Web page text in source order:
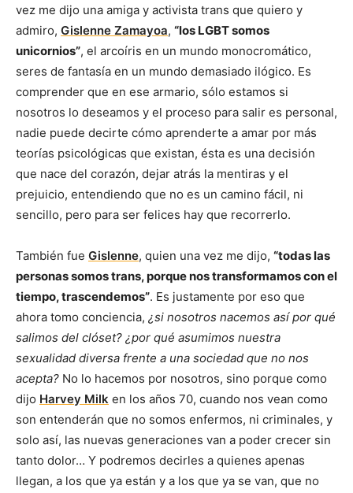
vez me dijo una amiga y activista trans que quiero y
admiro, Gislenne Zamayoa, “los LGBT somos
unicornios”, el arcoíris en un mundo monocromático,
seres de fantasía en un mundo demasiado ilógico. Es
comprender que en ese armario, sólo estamos si
nosotros lo deseamos y el proceso para salir es personal,
nadie puede decirte cómo aprenderte a amar por más
teorías psicológicas que existan, ésta es una decisión
que nace del corazón, dejar atrás la mentiras y el
prejuicio, entendiendo que no es un camino fácil, ni
sencillo, pero para ser felices hay que recorrerlo.
También fue Gislenne, quien una vez me dijo, “todas las
personas somos trans, porque nos transformamos con el
tiempo, trascendemos”. Es justamente por eso que
ahora tomo conciencia, ¿si nosotros nacemos así por qué
salimos del clóset? ¿por qué asumimos nuestra
sexualidad diversa frente a una sociedad que no nos
acepta? No lo hacemos por nosotros, sino porque como
dijo Harvey Milk en los años 70, cuando nos vean como
son entenderán que no somos enfermos, ni criminales, y
solo así, las nuevas generaciones van a poder crecer sin
tanto dolor… Y podremos decirles a quienes apenas
llegan, a los que ya están y a los que ya se van, que no